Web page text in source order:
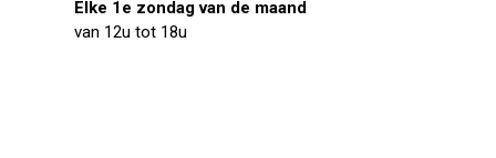
Elke 1e zondag van de maand
van 12u tot 18u